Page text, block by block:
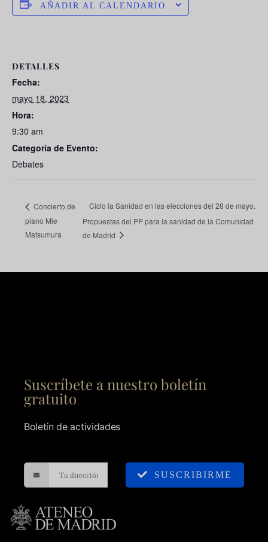
AÑADIR AL CALENDARIO
DETALLES
Fecha:
mayo 18, 2023
Hora:
9:30 am
Categoría de Evento:
Debates
Concierto de
piano Mie
Matsumura
Ciclo la Sanidad en las elecciones del 28 de mayo.
Propuestas del PP para la sanidad de la Comunidad
de Madrid
Suscríbete a nuestro boletín
gratuito
Boletín de actividades
SUSCRIBIRME